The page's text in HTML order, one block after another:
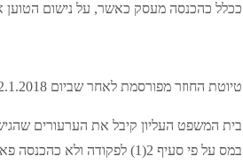
ככלל כהכנסה מעסק כאשר, על נישום הטוען
טיוטת החוזר מפורסמת לאחר שביום 2.1.2018 ניתן בבית המשפט העליון פסק הדין בע"א 7204/15 פקיד שומה תל אביב 4 נ' לשם ובע"א 8236/16 פקיד שומה ירושלים 1 נ' בירן.
בית המשפט העליון קיבל את הערעורים
במס על פי סעיף 2(1) לפקודה ולא כהכנסה פאסיבית.